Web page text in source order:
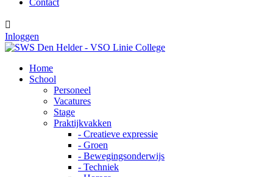
Contact

Inloggen
Home
School
Personeel
Vacatures
Stage
Praktijkvakken
- Creatieve expressie
- Groen
- Bewegingsonderwijs
- Techniek